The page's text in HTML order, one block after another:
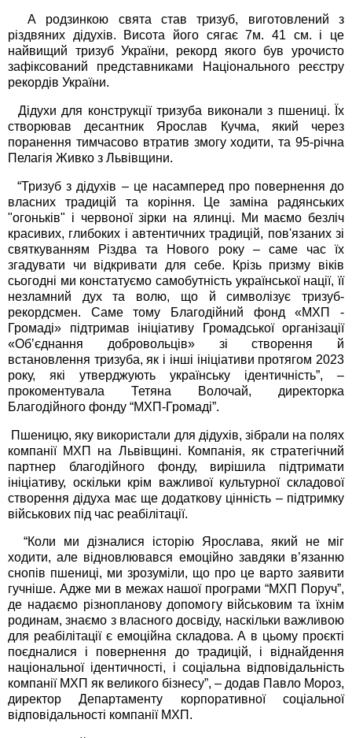
А родзинкою свята став тризуб, виготовлений з
різдвяних дідухів. Висота його сягає 7м. 41 см. і це
найвищий тризуб України, рекорд якого був урочисто
зафіксований представниками Національного реєстру
рекордів України.
Дідухи для конструкції тризуба виконали з пшениці. Їх
створював десантник Ярослав Кучма, який через
поранення тимчасово втратив змогу ходити, та 95-річна
Пелагія Живко з Львівщини.
“Тризуб з дідухів – це насамперед про повернення до
власних традицій та коріння. Це заміна радянських
"огоньків" і червоної зірки на ялинці. Ми маємо безліч
красивих, глибоких і автентичних традицій, пов'язаних зі
святкуванням Різдва та Нового року – саме час їх
згадувати чи відкривати для себе. Крізь призму віків
сьогодні ми констатуємо самобутність української нації, її
незламний дух та волю, що й символізує тризуб-
рекордсмен. Саме тому Благодійний фонд «МХП -
Громаді» підтримав ініціативу Громадської організації
«Обʼєднання добровольців» зі створення й
встановлення тризуба, як і інші ініціативи протягом 2023
року, які утверджують українську ідентичність”, –
прокоментувала Тетяна Волочай, директорка
Благодійного фонду “МХП-Громаді”.
Пшеницю, яку використали для дідухів, зібрали на полях
компанії МХП на Львівщині. Компанія, як стратегічний
партнер благодійного фонду, вирішила підтримати
ініціативу, оскільки крім важливої культурної складової
створення дідуха має ще додаткову цінність – підтримку
військових під час реабілітації.
“Коли ми дізналися історію Ярослава, який не міг
ходити, але відновлювався емоційно завдяки в’язанню
снопів пшениці, ми зрозуміли, що про це варто заявити
гучніше. Адже ми в межах нашої програми “МХП Поруч”,
де надаємо різнопланову допомогу військовим та їхнім
родинам, знаємо з власного досвіду, наскільки важливою
для реабілітації є емоційна складова. А в цьому проєкті
поєдналися і повернення до традицій, і віднайдення
національної ідентичності, і соціальна відповідальність
компанії МХП як великого бізнесу”, – додав Павло Мороз,
директор Департаменту корпоративної соціальної
відповідальності компанії МХП.